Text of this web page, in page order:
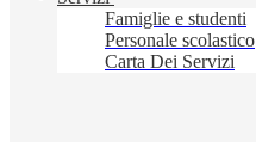
Famiglie e studenti
Personale scolastico
Carta Dei Servizi